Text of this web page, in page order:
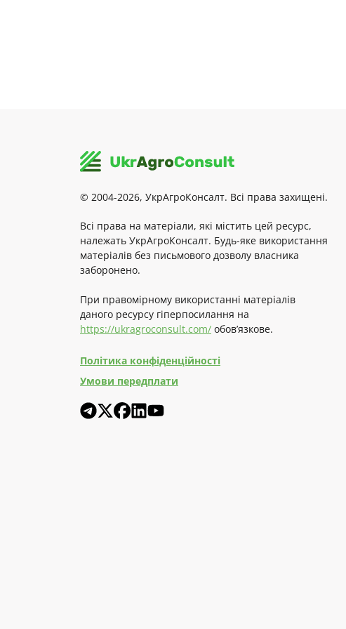
© 2004-2026, УкрАгроКонсалт. Всі права захищені.
Всі права на матеріали, які містить цей ресурс,
належать УкрАгроКонсалт. Будь-яке використання
матеріалів без письмового дозволу власника
заборонено.
При правомірному використанні матеріалів
даного ресурсу гіперпосилання на
https://ukragroconsult.com/ обов’язкове.
Політика конфіденційності
Умови передплати